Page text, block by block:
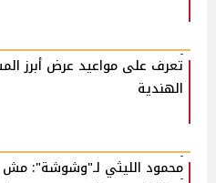
تعرف على مواعيد عرض أبرز
الهندية
محمود الليثي لـ"وشوشة":